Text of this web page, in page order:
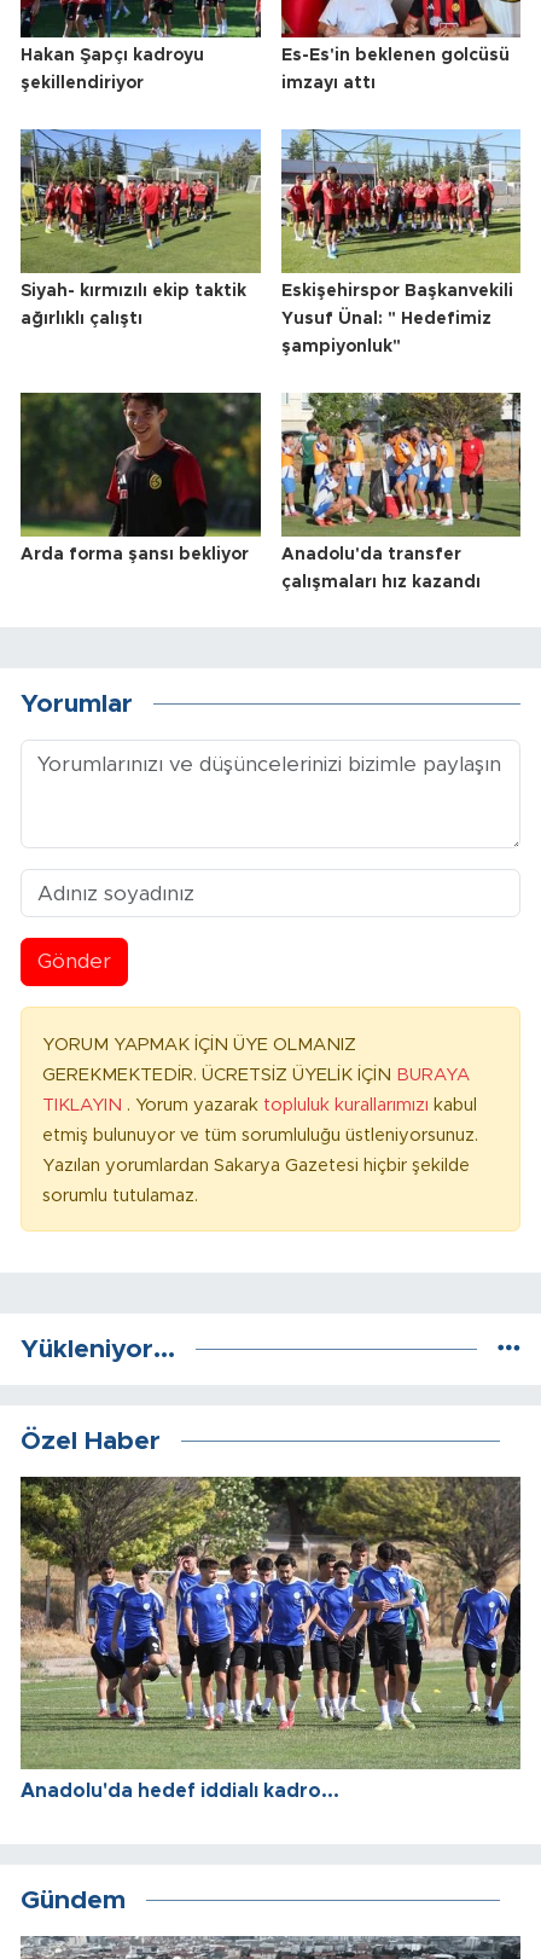
Hakan Şapçı kadroyu
şekillendiriyor
Es-Es'in beklenen golcüsü
imzayı attı
Siyah- kırmızılı ekip taktik
ağırlıklı çalıştı
Eskişehirspor Başkanvekili
Yusuf Ünal: " Hedefimiz
şampiyonluk"
Arda forma şansı bekliyor
Anadolu'da transfer
çalışmaları hız kazandı
Yorumlar
Gönder
YORUM YAPMAK İÇİN ÜYE OLMANIZ
GEREKMEKTEDİR. ÜCRETSİZ ÜYELİK İÇİN BURAYA
TIKLAYIN . Yorum yazarak topluluk kurallarımızı kabul
etmiş bulunuyor ve tüm sorumluluğu üstleniyorsunuz.
Yazılan yorumlardan Sakarya Gazetesi hiçbir şekilde
sorumlu tutulamaz.
Yükleniyor...
Özel Haber
Anadolu'da hedef iddialı kadro...
Gündem